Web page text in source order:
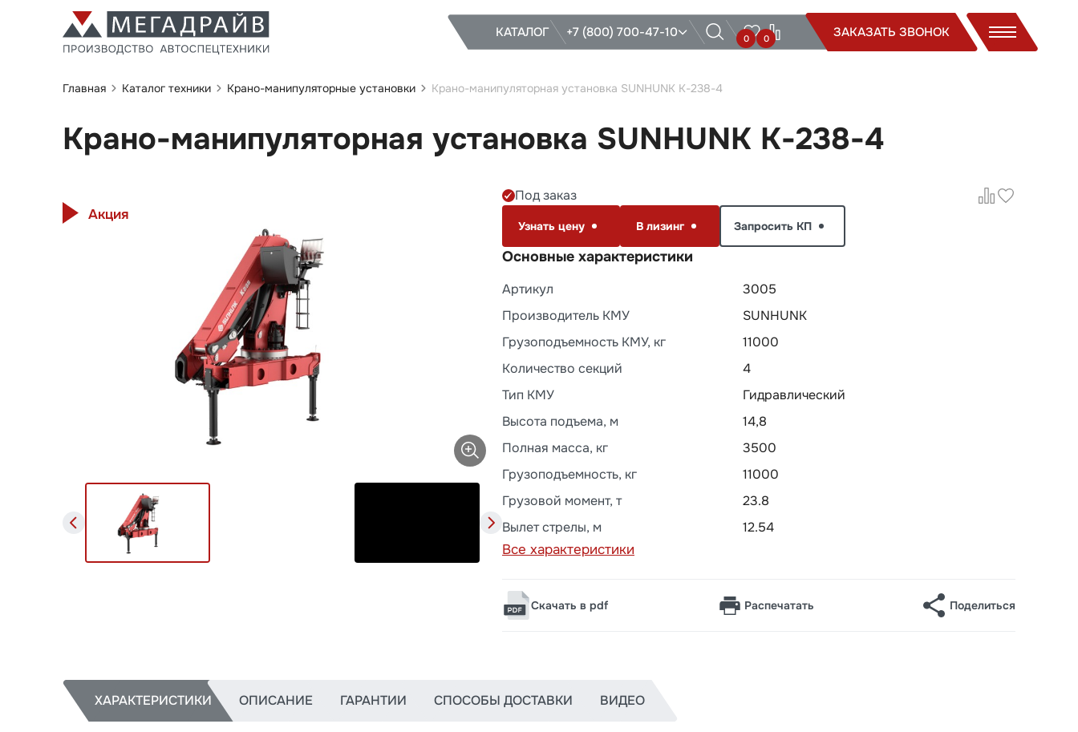
КАТАЛОГ +7 (800) 700-47-10 0 0 ЗАКАЗАТЬ ЗВОНОК
Главная Каталог техники Крано-манипуляторные установки Крано-манипуляторная установка SUNHUNK K-238-4
Крано-манипуляторная установка SUNHUNK K-238-4
Акция
Под заказ
Узнать цену В лизинг Запросить КП
Основные характеристики
Артикул
3005
Производитель КМУ
SUNHUNK
Грузоподъемность КМУ, кг
11000
Количество секций
4
Тип КМУ
Гидравлический
Высота подъема, м
14,8
Полная масса, кг
3500
Грузоподъемность, кг
11000
Грузовой момент, т
23.8
Вылет стрелы, м
12.54
Все характеристики
Скачать в pdf Распечатать Поделиться
ХАРАКТЕРИСТИКИ ОПИСАНИЕ ГАРАНТИИ СПОСОБЫ ДОСТАВКИ ВИДЕО